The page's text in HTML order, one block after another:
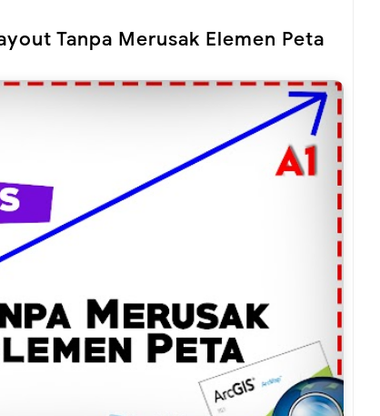
Tanpa Merusak Elemen Peta